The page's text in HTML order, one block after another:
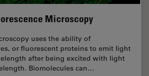
Microscopy
uses the ability of
or fluorescent proteins to emit light
after being excited with light
Biomolecules can…